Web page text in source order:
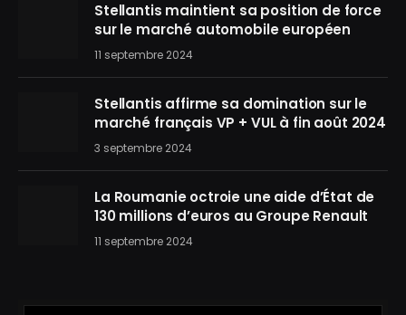
Stellantis maintient sa position de force
sur le marché automobile européen
11 septembre 2024
Stellantis affirme sa domination sur le
marché français VP + VUL à fin août 2024
3 septembre 2024
La Roumanie octroie une aide d’État de
130 millions d’euros au Groupe Renault
11 septembre 2024